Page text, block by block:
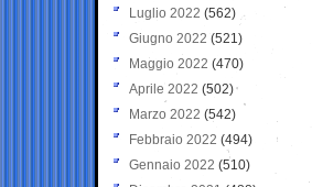
Luglio 2022 (562)
Giugno 2022 (521)
Maggio 2022 (470)
Aprile 2022 (502)
Marzo 2022 (542)
Febbraio 2022 (494)
Gennaio 2022 (510)